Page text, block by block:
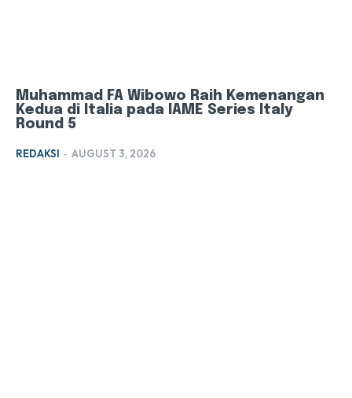
Muhammad FA Wibowo Raih Kemenangan
Kedua di Italia pada IAME Series Italy
Round 5
REDAKSI - AUGUST 3, 2026